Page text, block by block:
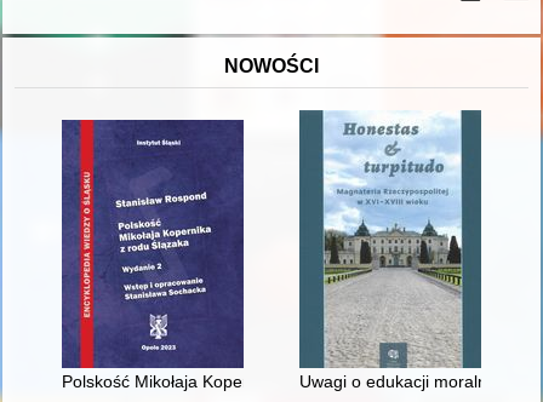
NOWOŚCI
Polskość Mikołaja Kopernika z rodu ŚlązakaUwagi o edukacji moralnej